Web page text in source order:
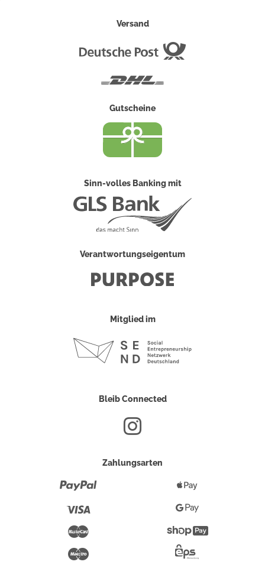
Versand
Gutscheine
Sinn-volles Banking mit
Verantwortungseigentum
Mitglied im
Bleib Connected
Zahlungsarten
Maestro
Pay
Google
Pay